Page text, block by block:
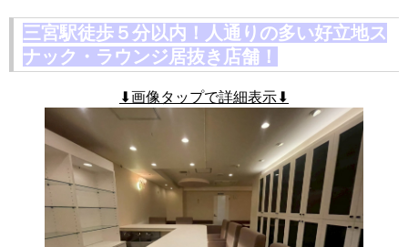
三宮駅徒歩５分以内！人通りの多い好立地ス
ナック・ラウンジ居抜き店舗！
⬇画像タップで詳細表示⬇